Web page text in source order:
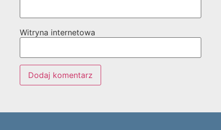
Witryna internetowa